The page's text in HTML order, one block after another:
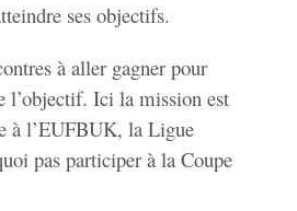
ses objectifs.
à aller gagner pour
l’objectif. Ici la mission est
à l’EUFBUK, la Ligue
pas participer à la Coupe